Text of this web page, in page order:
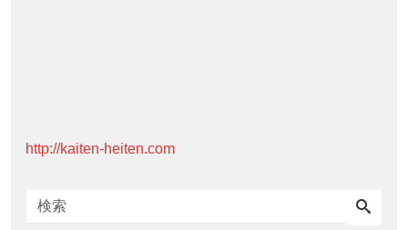
http://kaiten-heiten.com